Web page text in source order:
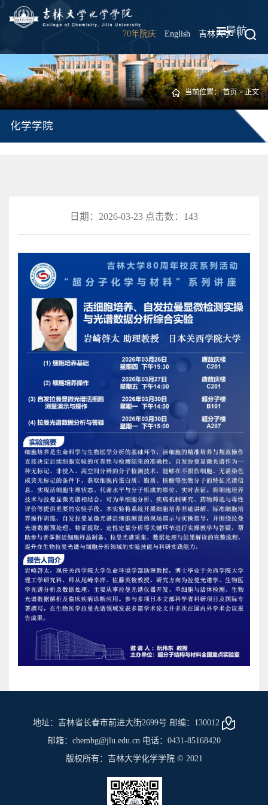
70年院庆 English 吉林大学 |
导航
当前位置：首页> 正文
化学学院
日期：2026-03-23 点击数： 143
地址：吉林省长春市前进大街2699号 邮编：130012
邮箱：chembg@jlu.edu.cn 电话：0431-85168420
版权所有：吉林大学化学学院 © 2021